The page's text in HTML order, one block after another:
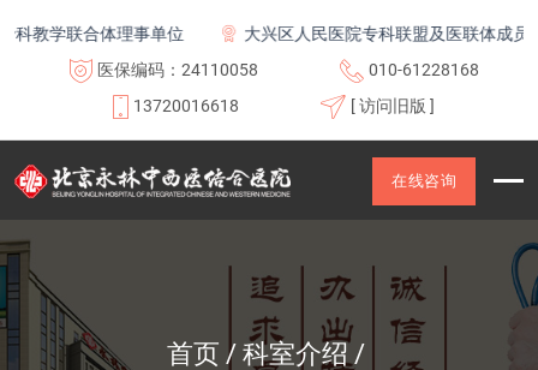
合体理事单位
大兴区人民医院专科联盟及医联体成员单位
医保编码：24110058
010-61228168
13720016618
[ 访问旧版 ]
在线咨询
首页 科室介绍